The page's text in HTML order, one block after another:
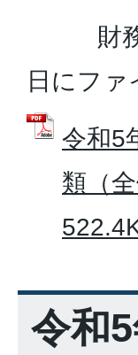
財務書
日にファ
令和5
類（
令和